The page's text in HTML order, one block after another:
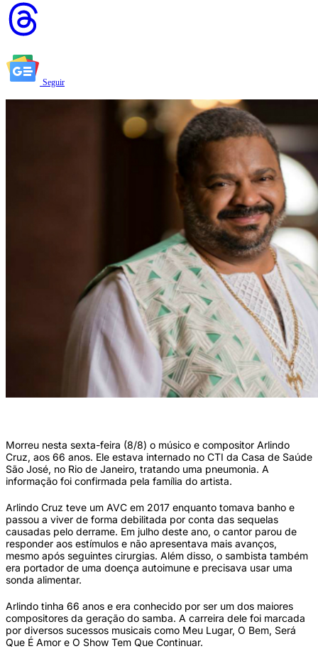
Seguir
Morreu nesta sexta-feira (8/8) o músico e compositor Arlindo
Cruz, aos 66 anos. Ele estava internado no CTI da Casa de Saúde
São José, no Rio de Janeiro, tratando uma pneumonia. A
informação foi confirmada pela família do artista.
Arlindo Cruz teve um AVC em 2017 enquanto tomava banho e
passou a viver de forma debilitada por conta das sequelas
causadas pelo derrame. Em julho deste ano, o cantor parou de
responder aos estímulos e não apresentava mais avanços,
mesmo após seguintes cirurgias. Além disso, o sambista também
era portador de uma doença autoimune e precisava usar uma
sonda alimentar.
Arlindo tinha 66 anos e era conhecido por ser um dos maiores
compositores da geração do samba. A carreira dele foi marcada
por diversos sucessos musicais como Meu Lugar, O Bem, Será
Que É Amor e O Show Tem Que Continuar.